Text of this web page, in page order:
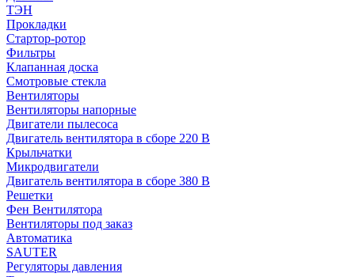
ТЭН
Прокладки
Стартор-ротор
Фильтры
Клапанная доска
Смотровые стекла
Вентиляторы
Вентиляторы напорные
Двигатели пылесоса
Двигатель вентилятора в сборе 220 В
Крыльчатки
Микродвигатели
Двигатель вентилятора в сборе 380 В
Решетки
Фен Вентилятора
Вентиляторы под заказ
Автоматика
SAUTER
Регуляторы давления